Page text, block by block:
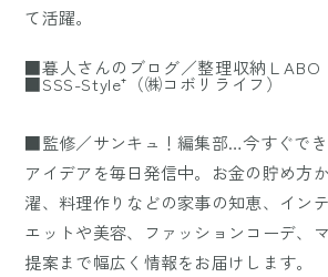
て活躍。
■暮人さんのブログ／整理収納ＬABO
■SSS-Style⁺（㈱コボリライフ）
■監修／サンキュ！編集部…今すぐで
アイデアを毎日発信中。お金の貯め方
濯、料理作りなどの家事の知恵、イン
エットや美容、ファッションコーデ、
提案まで幅広く情報をお届けします。